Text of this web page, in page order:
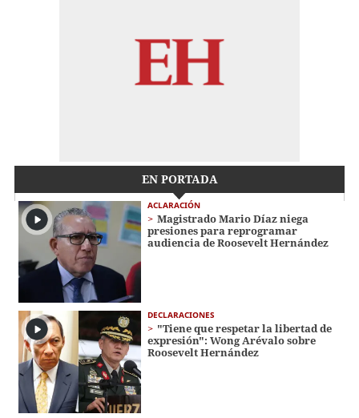
EN PORTADA
ACLARACIÓN
Magistrado Mario Díaz niega
presiones para reprogramar
audiencia de Roosevelt Hernández
DECLARACIONES
"Tiene que respetar la libertad de
expresión": Wong Arévalo sobre
Roosevelt Hernández